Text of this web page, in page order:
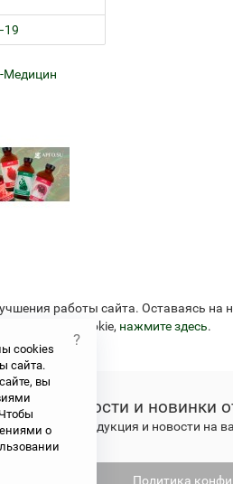
работы сайта. Оставаясь
файлов cookie, нажмите здесь.
Новости и новинки
Свежая продукция и новости на
Политика
cookies
сайта.
вы
о
?